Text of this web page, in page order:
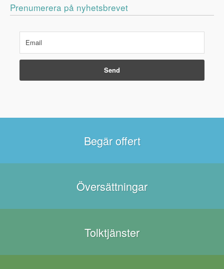
Prenumerera på nyhetsbrevet
Begär offert
Översättningar
Tolktjänster